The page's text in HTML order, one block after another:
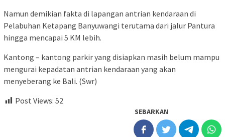
Namun demikian fakta di lapangan antrian kendaraan di
Pelabuhan Ketapang Banyuwangi terutama dari jalur Pantura
hingga mencapai 5 KM lebih.
Kantong – kantong parkir yang disiapkan masih belum mampu
mengurai kepadatan antrian kendaraan yang akan
menyeberang ke Bali. (Swr)
Post Views: 52
SEBARKAN